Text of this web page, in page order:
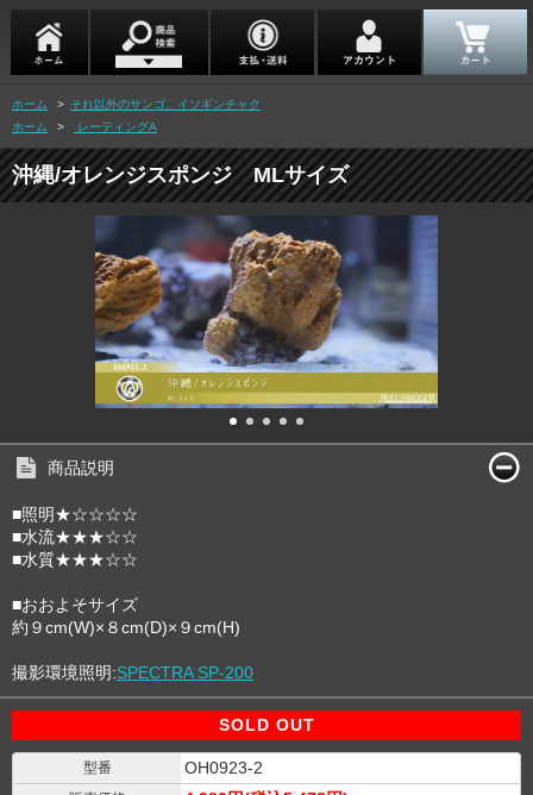
ホーム > それ以外のサンゴ、イソギンチャク
ホーム
> レーティングA
沖縄/オレンジスポンジ MLサイズ
商品説明
■照明★☆☆☆☆
■水流★★★☆☆
■水質★★★☆☆
■おおよそサイズ
約９cm(W)×８cm(D)×９cm(H)
撮影環境照明:SPECTRA SP-200
SOLD OUT
型番 OH0923-2